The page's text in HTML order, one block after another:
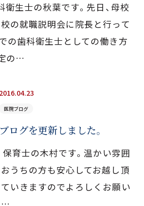
衛生士の秋葉です。先日、母校
の就職説明会に院長と行って
の歯科衛生士としての働き方
の…
2016.04.23
医院ブログ
ブログを更新しました。
保育士の木村です。温かい雰囲
うちの方も安心してお越し頂
いきますのでよろしくお願い